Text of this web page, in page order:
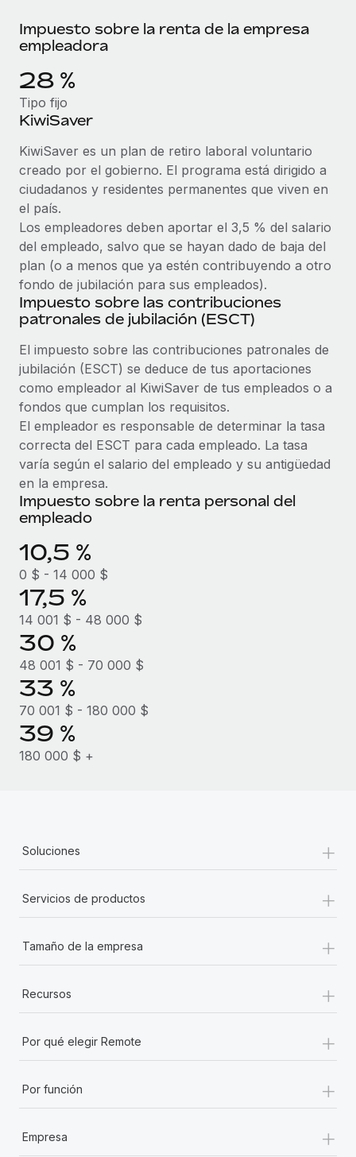
Adelántate a los riesgos de cumplimiento
normativo.
Gestión de dispositivos
Proporciona dispositivos tecnológicos y contrólalos
en todo el mundo.
Apertura de entidades
Abre entidades conforme a la legalidad enseguida.
Movilidad y reubicación
Reubica a los empleados con facilidad.
Prestaciones
Gestiona las prestaciones de los empleados sin
complicaciones.
Contractor Management
Impuestos
Explora el blog
BLOG
Novedades de producto de Remote:
Integraciones con Gusto y Xero y Contractor
Management Plus
La misión de Remote sigue siendo ayudar a empresas de
todos los tamaños a contratar, gestionar y...
Más información
Pento se convierte en un empleador equitativo
con Remote
Gestionar las nóminas internamente es complicado. Tardas
semanas en hacerlo manualmente y, al mes...
Más información
Impuesto sobre la renta de la empresa
empleadora
28 %
Tipo fijo
KiwiSaver
KiwiSaver es un plan de retiro laboral voluntario
creado por el gobierno. El programa está dirigido a
ciudadanos y residentes permanentes que viven en
el país.
Los empleadores deben aportar el 3,5 % del salario
del empleado, salvo que se hayan dado de baja del
plan (o a menos que ya estén contribuyendo a otro
fondo de jubilación para sus empleados).
Impuesto sobre las contribuciones
patronales de jubilación (ESCT)
El impuesto sobre las contribuciones patronales de
jubilación (ESCT) se deduce de tus aportaciones
como empleador al KiwiSaver de tus empleados o a
fondos que cumplan los requisitos.
El empleador es responsable de determinar la tasa
correcta del ESCT para cada empleado. La tasa
varía según el salario del empleado y su antigüedad
en la empresa.
Impuesto sobre la renta personal del
empleado
10,5 %
0 $ - 14 000 $
17,5 %
14 001 $ - 48 000 $
30 %
48 001 $ - 70 000 $
33 %
70 001 $ - 180 000 $
39 %
180 000 $ +
Soluciones +
Servicios de productos +
Tamaño de la empresa +
Recursos +
Por qué elegir Remote +
Por función +
Empresa +